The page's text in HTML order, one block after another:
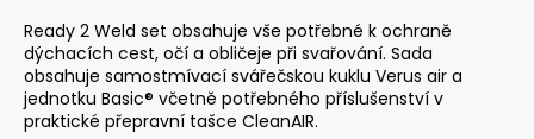
Ready 2 Weld set obsahuje vše potřebné k ochraně
dýchacích cest, očí a obličeje při svařování. Sada
obsahuje samostmívací svářečskou kuklu Verus air a
jednotku Basic® včetně potřebného příslušenství v
praktické přepravní tašce CleanAIR.
D
o
p